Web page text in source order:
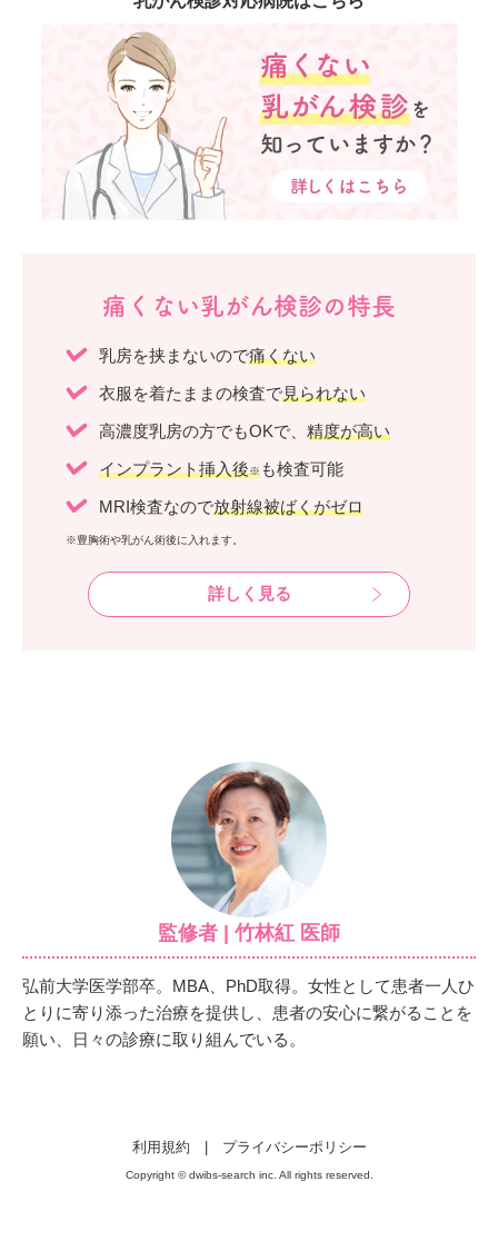
痛くない乳がん検診の特長
乳房を挟まないので痛くない
衣服を着たままの検査で見られない
高濃度乳房の方でもOKで、 精度が高い
インプラント挿入後※ も検査可能
MRI検査なので放射線被ばくがゼロ
※豊胸術や乳がん術後に入れます。
詳しく見る
監修者 | 竹林紅 医師
弘前大学医学部卒。MBA、PhD取得。女性として患者一人ひ
とりに寄り添った治療を提供し、患者の安心に繋がることを
願い、日々の診療に取り組んでいる。
利用規約 | プライバシーポリシー
Copyright © dwibs-search inc. All rights reserved.